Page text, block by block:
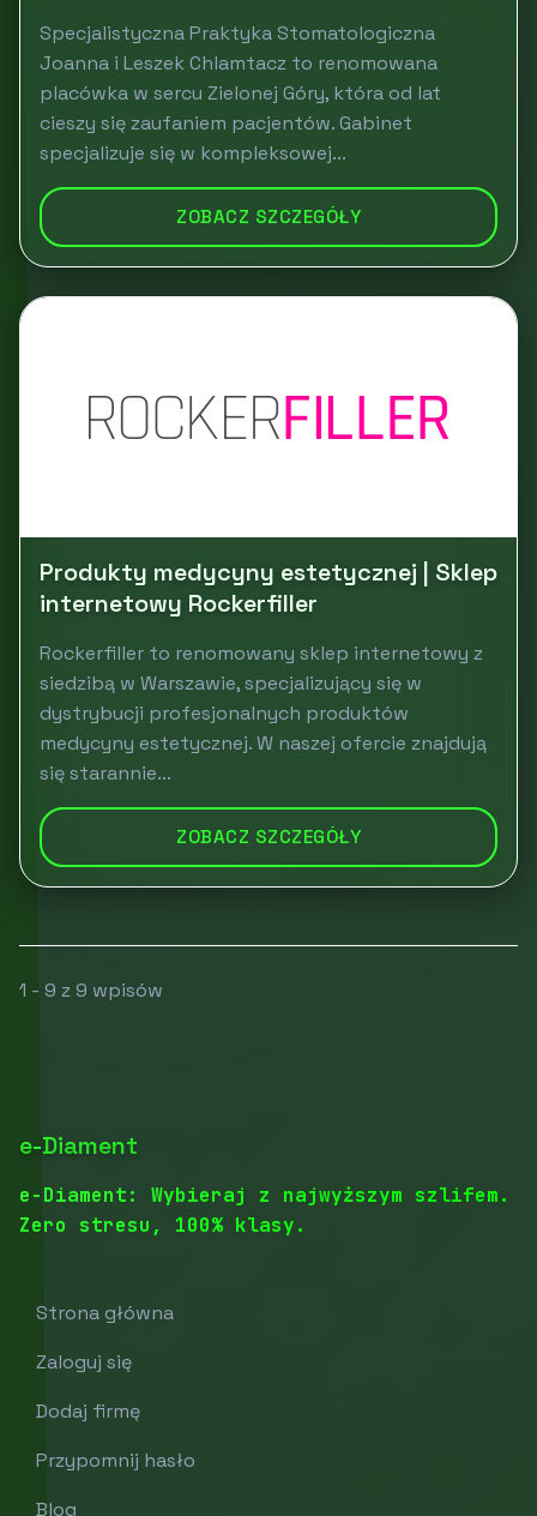
Specjalistyczna Praktyka Stomatologiczna
Joanna i Leszek Chlamtacz to renomowana
placówka w sercu Zielonej Góry, która od lat
cieszy się zaufaniem pacjentów. Gabinet
specjalizuje się w kompleksowej...
ZOBACZ SZCZEGÓŁY
Produkty medycyny estetycznej | Sklep
internetowy Rockerfiller
Rockerfiller to renomowany sklep internetowy z
siedzibą w Warszawie, specjalizujący się w
dystrybucji profesjonalnych produktów
medycyny estetycznej. W naszej ofercie znajdują
się starannie...
ZOBACZ SZCZEGÓŁY
1 - 9 z 9 wpisów
e-Diament
e-Diament: Wybieraj z najwyższym szlifem.
Zero stresu, 100% klasy.
Strona główna
Zaloguj się
Dodaj firmę
Przypomnij hasło
Blog